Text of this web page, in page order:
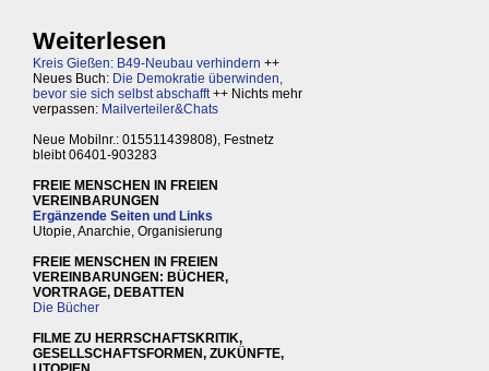
Weiterlesen
Kreis Gießen: B49-Neubau verhindern ++
Neues Buch: Die Demokratie überwinden,
bevor sie sich selbst abschafft++ Nichts mehr
verpassen: Mailverteiler&Chats
Neue Mobilnr.: 015511439808), Festnetz
bleibt 06401-903283
FREIE MENSCHEN IN FREIEN
VEREINBARUNGEN
Ergänzende Seiten und Links
Utopie, Anarchie, Organisierung
FREIE MENSCHEN IN FREIEN
VEREINBARUNGEN: BÜCHER,
VORTRAGE, DEBATTEN
Die Bücher
FILME ZU HERRSCHAFTSKRITIK,
GESELLSCHAFTSFORMEN, ZUKÜNFTE,